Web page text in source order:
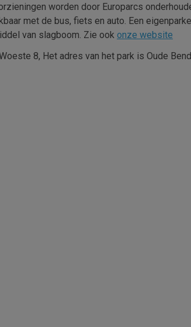
worden door Europarcs
met de bus, fiets en auto. Een
van slagboom. Zie ook onze website
8, Het adres van het park is Oude